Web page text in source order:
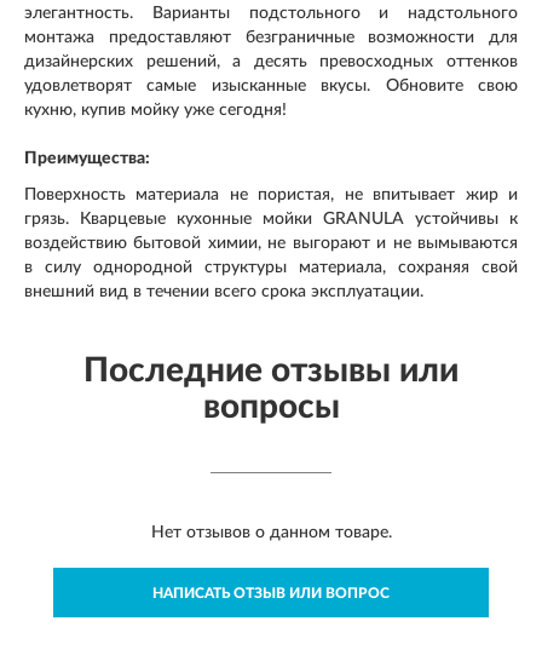
элегантность. Варианты подстольного и надстольного
монтажа предоставляют безграничные возможности для
дизайнерских решений, а десять превосходных оттенков
удовлетворят самые изысканные вкусы. Обновите свою
кухню, купив мойку уже сегодня!
Преимущества:
Поверхность материала не пористая, не впитывает жир и
грязь. Кварцевые кухонные мойки GRANULA устойчивы к
воздействию бытовой химии, не выгорают и не вымываются
в силу однородной структуры материала, сохраняя свой
внешний вид в течении всего срока эксплуатации.
Последние отзывы или
вопросы
Нет отзывов о данном товаре.
НАПИСАТЬ ОТЗЫВ ИЛИ ВОПРОС